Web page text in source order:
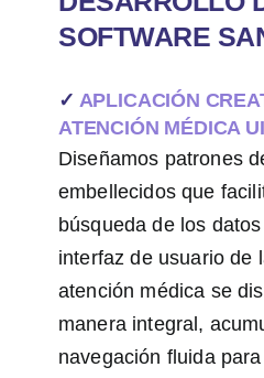
SOFTWARE
✓ APLICACIÓN
ATENCIÓN MÉDICA
Diseñamos patrones
embellecidos que
búsqueda de los
interfaz de usuario de
atención médica se
manera integral,
navegación fluida